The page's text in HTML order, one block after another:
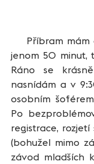
jenom 50 minut,
Ráno se
nasnídám a v
osobním
Po
registrace,
(bohužel mimo
závod mladších